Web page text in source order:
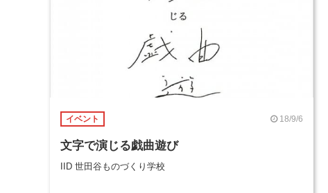
イベント 18/9/6
文字で演じる戯曲遊び
IID 世田谷ものづくり学校